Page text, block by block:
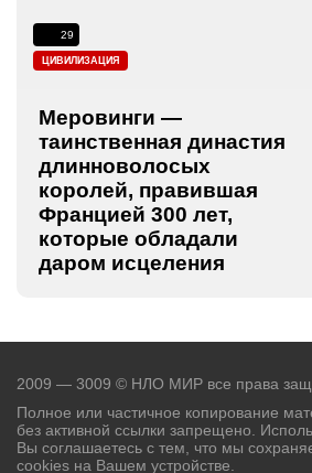
ЦИВИЛИЗАЦИЯ
29
Меровинги —
таинственная династия
длинноволосых
королей, правившая
Францией 300 лет,
которые обладали
даром исцеления
2009 — 3009 © НЛО МИР все права
Полное или частичное копирование
без активной ссылки запрещено.
Вы соглашаетесь с тем, что мы
cookies на Вашем устройстве.